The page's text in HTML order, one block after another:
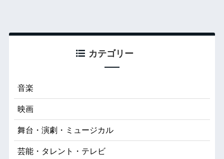
カテゴリー
音楽
映画
舞台・演劇・ミュージカル
芸能・タレント・テレビ